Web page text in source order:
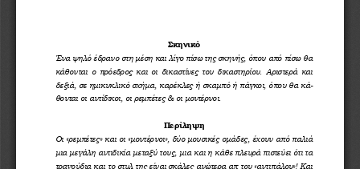
Σκηνικό
Ένα ψηλό έδρανο στη μέση και λίγο πίσω της σκηνής, όπου από πίσω θα
κάθονται ο πρόεδρος και οι δικαστίνες του δικαστηρίου. Αριστερά και
δεξιά, σε ημικυκλικό σχήμα, καρέκλες ή σκαμπό ή πάγκοι, όπου θα κά-
θονται οι αντίδικοι, οι ρεμπέτες & οι μοντέρνοι.
Περίληψη
Οι «ρεμπέτες» και οι «μοντέρνοι», δύο μουσικές ομάδες, έχουν από παλιά
μια μεγάλη αντιδικία μεταξύ τους, μια και η κάθε πλευρά πιστεύει ότι τα
τραγούδια και το στυλ της είναι σκάλες ανώτερα απ του «αντιπάλου»! Και